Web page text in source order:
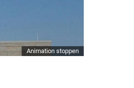
Animation stoppen